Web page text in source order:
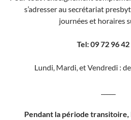
s’adresser au secrétariat
journées et horaires
Tel: 09 72 96
Lundi, Mardi, et Vendredi :
Pendant la période transitoire,